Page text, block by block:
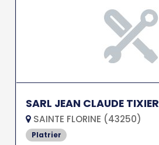
SARL JEAN CLAUDE TIXIER
SAINTE FLORINE (43250)
Platrier